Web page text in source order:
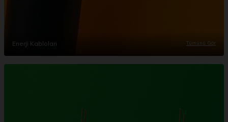
Enerji Kabloları Tümünü Gör